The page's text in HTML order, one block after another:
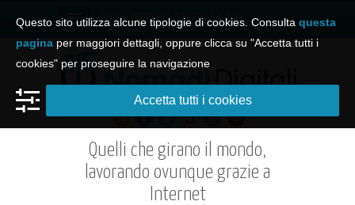
Apri il menu e naviga il sito
Quelli che girano il mondo,
lavorando ovunque grazie a
Internet
Questo sito utilizza alcune tipologie di cookies. Consulta questa
pagina per maggiori dettagli, oppure clicca su "Accetta tutti i
cookies" per proseguire la navigazione
Accetta tutti i cookies